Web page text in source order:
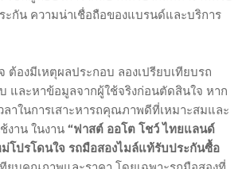
ะกัน ความน่าเชื่อถือของแบรนด์และบริการ
ต้องมีเหตุผลประกอบ ลองเปรียบเทียบรถ
และหาข้อมูลจากผู้ใช้จริงก่อนตัดสินใจ หาก
ลาในการเสาะหารถคุณภาพดีที่เหมาะสมและ
งาน ในงาน “ฟาสต์ ออโต โชว์ ไทยแลนด์
ม่โปรโดนใจ รถมือสองไมล์แท้รับประกันซื้อ